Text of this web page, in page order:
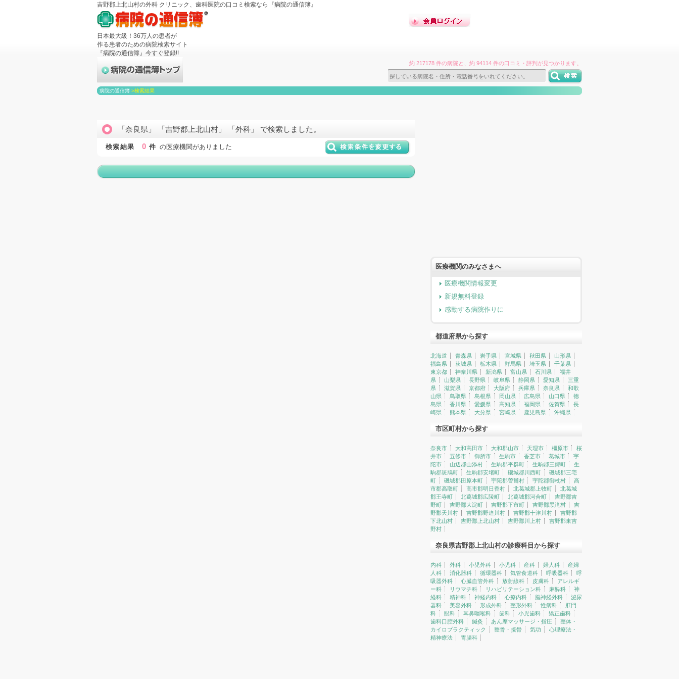
吉野郡上北山村の外科 クリニック、歯科医院の口コミ検索なら『病院の通信簿』
日本最大級！36万人の患者が
作る患者のための病院検索サイト
『病院の通信簿』今すぐ登録!!
約 217178 件の病院と、約 94114 件の口コミ・評判が見つかります。
病院の通信簿 >検索結果
「奈良県」 「吉野郡上北山村」 「外科」 で検索しました。
検索結果 0 件 の医療機関がありました
医療機関のみなさまへ
医療機関情報変更
新規無料登録
感動する病院作りに
都道府県から探す
北海道 青森県 岩手県 宮城県 秋田県
山形県
福島県
茨城県 栃木県 群馬県 埼玉県
千葉県
東京都
神奈川県 新潟県 富山県 石川県
福井
県
山梨県 長野県 岐阜県 静岡県 愛知県
三重
県
滋賀県 京都府 大阪府 兵庫県 奈良県
和歌
山県
鳥取県 島根県 岡山県 広島県 山口県
徳
島県
香川県 愛媛県 高知県 福岡県 佐賀県
長
崎県
熊本県 大分県 宮崎県 鹿児島県 沖縄県
市区町村から探す
奈良市 大和高田市 大和郡山市 天理市 橿原市
桜
井市
五條市 御所市 生駒市 香芝市 葛城市
宇
陀市
山辺郡山添村 生駒郡平群町 生駒郡三郷町
生
駒郡斑鳩町
生駒郡安堵町 磯城郡川西町
磯城郡三宅
町
磯城郡田原本町 宇陀郡曽爾村 宇陀郡御杖村
高
市郡高取町
高市郡明日香村 北葛城郡上牧町
北葛城
郡王寺町
北葛城郡広陵町 北葛城郡河合町
吉野郡吉
野町
吉野郡大淀町 吉野郡下市町 吉野郡黒滝村
吉
野郡天川村
吉野郡野迫川村 吉野郡十津川村
吉野郡
下北山村
吉野郡上北山村 吉野郡川上村
吉野郡東吉
野村
奈良県吉野郡上北山村の診療科目から探す
内科 外科 小児外科 小児科 産科 婦人科
産婦
人科
消化器科 循環器科 気管食道科 呼吸器科
呼
吸器外科
心臓血管外科 放射線科 皮膚科
アレルギ
ー科
リウマチ科 リハビリテーション科 麻酔科
神
経科
精神科 神経内科 心療内科 脳神経外科
泌尿
器科
美容外科 形成外科 整形外科 性病科
肛門
科
眼科 耳鼻咽喉科 歯科 小児歯科
矯正歯科
歯科口腔外科
鍼灸 あん摩マッサージ・指圧
整体・
カイロプラクティック
整骨・接骨 気功
心理療法・
精神療法
胃腸科